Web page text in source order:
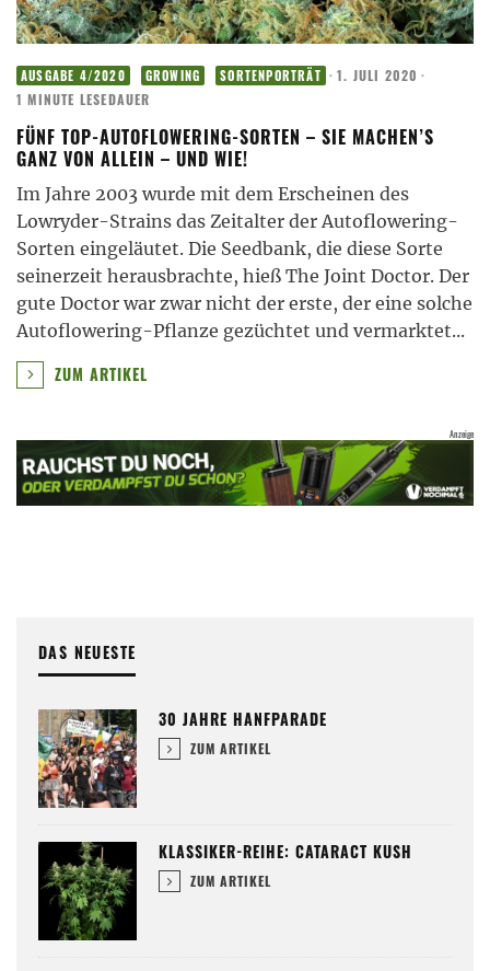
AUSGABE 4/2020 GROWING SORTENPORTRÄT · 1. JULI 2020 ·
1 MINUTE LESEDAUER
FÜNF TOP-AUTOFLOWERING-SORTEN – SIE MACHEN’S
GANZ VON ALLEIN – UND WIE!
Im Jahre 2003 wurde mit dem Erscheinen des
Lowryder-Strains das Zeitalter der Autoflowering-
Sorten eingeläutet. Die Seedbank, die diese Sorte
seinerzeit herausbrachte, hieß The Joint Doctor. Der
gute Doctor war zwar nicht der erste, der eine solche
Autoflowering-Pflanze gezüchtet und vermarktet...
ZUM ARTIKEL
DAS NEUESTE
30 JAHRE HANFPARADE
ZUM ARTIKEL
KLASSIKER-REIHE: CATARACT KUSH
ZUM ARTIKEL